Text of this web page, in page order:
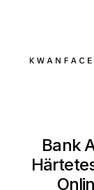
Bank